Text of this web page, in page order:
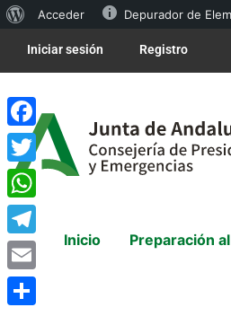
Acceder Depurador de
Iniciar sesión Registro
Inicio Preparación
Facebook
Twitter
WhatsApp
Telegram
Email